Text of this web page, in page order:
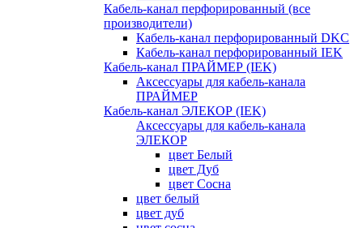
Кабель-канал перфорированный (все
производители)
Кабель-канал перфорированный DKC
Кабель-канал перфорированный IEK
Кабель-канал ПРАЙМЕР (IEK)
Аксессуары для кабель-канала
ПРАЙМЕР
Кабель-канал ЭЛЕКОР (IEK)
Аксессуары для кабель-канала
ЭЛЕКОР
цвет Белый
цвет Дуб
цвет Сосна
цвет белый
цвет дуб